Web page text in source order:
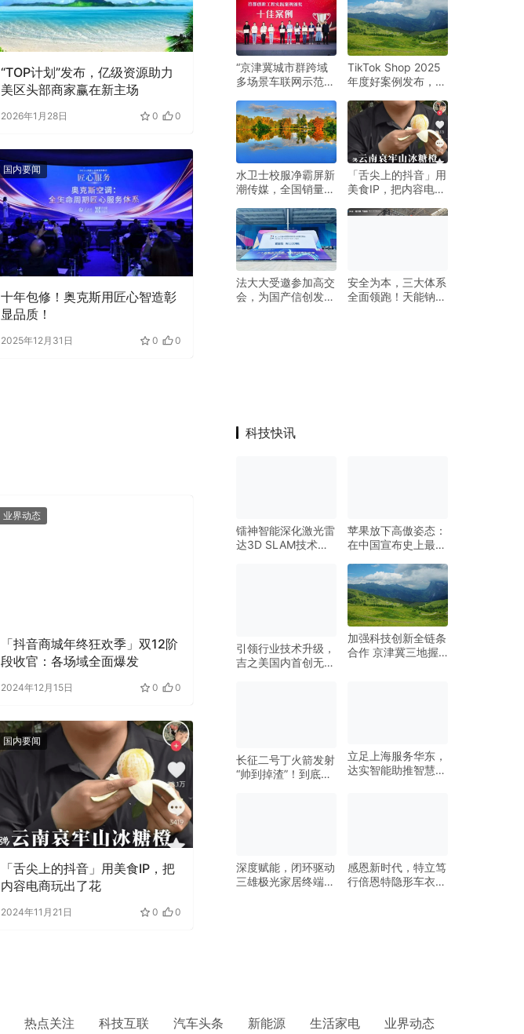
“TOP计划”发布，亿级资源助力
美区头部商家赢在新主场
2026年1月28日 0 0
国内要闻
十年包修！奥克斯用匠心智造彰
显品质！
2025年12月31日 0 0
“京津冀城市群跨域
多场景车联网示范”
程实践案例
TikTok Shop 2025
年度好案例发布，全
球增长！
水卫士校服净霸屏新
潮传媒，全国销量第
家万户
「舌尖上的抖音」用
美食IP，把内容电商
法大大受邀参加高交
会，为国产信创发展
安全为本，三大体系
全面领跑！天能钠锂
业界动态
「抖音商城年终狂欢季」双12阶
段收官：各场域全面爆发
2024年12月15日 0 0
国内要闻
「舌尖上的抖音」用美食IP，把
内容电商玩出了花
2024年11月21日 0 0
科技快讯
镭神智能深化激光雷
达3D SLAM技术应
苹果放下高傲姿态：
在中国宣布史上最大
引领行业技术升级，
吉之美国内首创无菌
加强科技创新全链条
合作 京津冀三地握
长征二号丁火箭发射
“帅到掉渣”！到底是
立足上海服务华东，
达实智能助推智慧建
深度赋能，闭环驱动
三雄极光家居终端新
感恩新时代，特立笃
行倍恩特隐形车衣云
热点关注 科技互联 汽车头条 新能源 生活家电 业界动态